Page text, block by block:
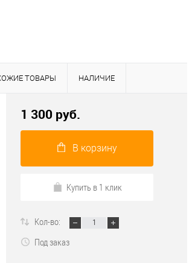
ТОВАРЫ НАЛИЧИЕ
1 300 руб.
В корзину
Купить в 1 клик
Кол-во:
Под заказ